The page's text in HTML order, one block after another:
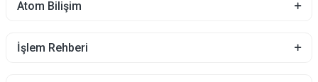
Atom Bilişim
İşlem Rehberi